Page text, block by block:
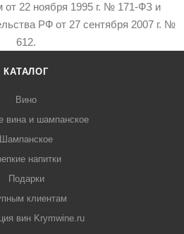
22 ноября 1995 г. № 171-ФЗ и
РФ от 27 сентября 2007 г. №
612.
КАТАЛОГ
Вино
вина и шампанское
Шампанское
напитки
Подарки
клиентам
вин Krymwine.ru